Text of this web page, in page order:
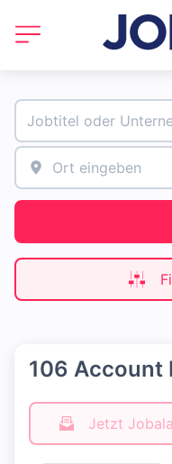
106 Account
Jetzt